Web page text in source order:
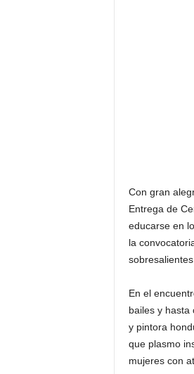
Con gran
Entrega de
educarse en
la
En el
bailes y hasta
y pintora
que plasmo
mujeres con